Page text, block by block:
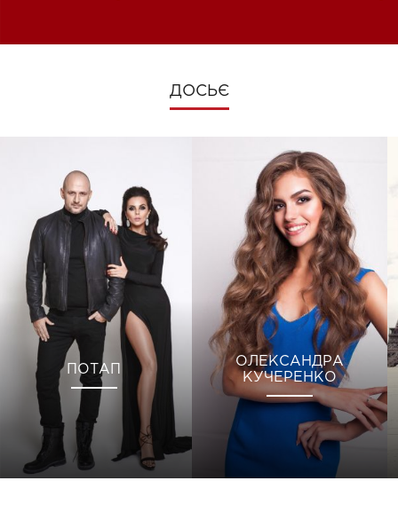
ДОСЬЄ
ПОТАП
ОЛЕКСАНДРА
КУЧЕРЕНКО